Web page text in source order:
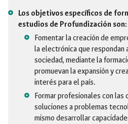
Los objetivos específicos de
estudios de Profundización son:
Fomentar la creación de
la electrónica que respondan
sociedad, mediante la
promuevan la expansión y
interés para el país.
Formar profesionales con las
soluciones a problemas
mismo desarrollar